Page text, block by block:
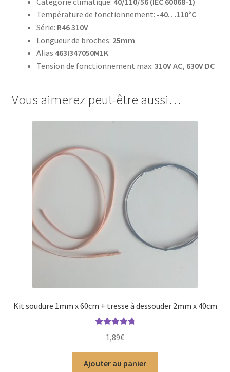
Température de fonctionnement: -40…110°C
Série: R46 310V
Longueur de broches: 25mm
Alias 463I347050M1K
Tension de fonctionnement max: 310V AC, 630V DC
Vous aimerez peut-être aussi…
Kit soudure 1mm x 60cm + tresse à dessouder 2mm x 40cm
sur 5
1,89€
Ajouter au panier